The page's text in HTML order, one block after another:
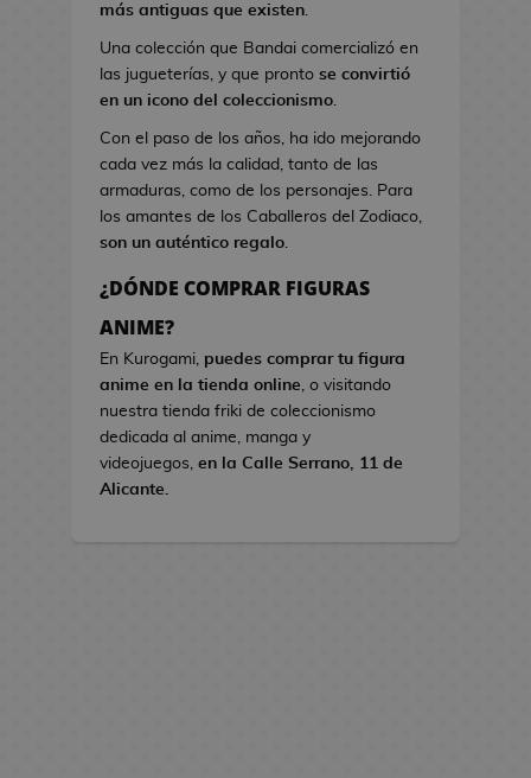
V
j
u
e
g
o
l
más antiguas que existen.
Una colección que Bandai comercializó en
las jugueterías, y que pronto se convirtió
en un icono del coleccionismo.
Con el paso de los años, ha ido mejorando
cada vez más la calidad, tanto de las
armaduras, como de los personajes. Para
los amantes de los Caballeros del Zodiaco,
son un auténtico regalo.
¿DÓNDE COMPRAR FIGURAS
ANIME?
En Kurogami, puedes comprar tu figura
anime en la tienda online, o visitando
nuestra tienda friki de coleccionismo
dedicada al anime, manga y
videojuegos, en la Calle Serrano, 11 de
Alicante.